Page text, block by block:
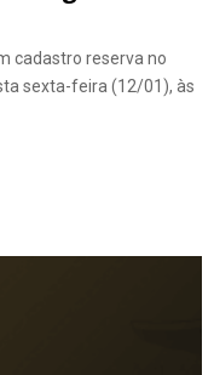
cadastro reserva no
sexta-feira (12/01), às